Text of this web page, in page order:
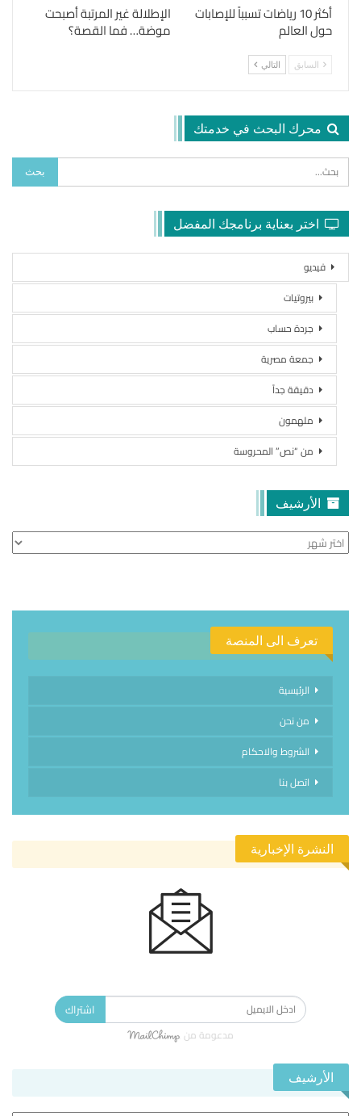
أكثر 10 رياضات تسبباً للإصابات
حول العالم
الإطلالة غير المرتبة أصبحت
موضة… فما القصة؟
السابق التالي
محرك البحث في خدمتك
اختر بعناية برنامجك المفضل
فيديو
بيروتيات
جردة حساب
جمعة مصرية
دقيقة جداً
ملهمون
من “نص” المحروسة
الأرشيف
الأرشيف
تعرف الى المنصة
الرئيسية
من نحن
الشروط والاحكام
اتصل بنا
النشرة الإخبارية
اشتراك
مدعومة من
الأرشيف